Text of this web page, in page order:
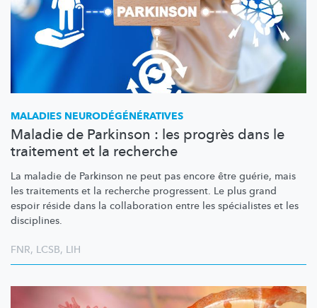
MALADIES NEURODÉGÉNÉRATIVES
Maladie de Parkinson : les progrès dans le
traitement et la recherche
La maladie de Parkinson ne peut pas encore être guérie, mais
les traitements et la recherche progressent. Le plus grand
espoir réside dans la collaboration entre les spécialistes et les
disciplines.
FNR, LCSB, LIH